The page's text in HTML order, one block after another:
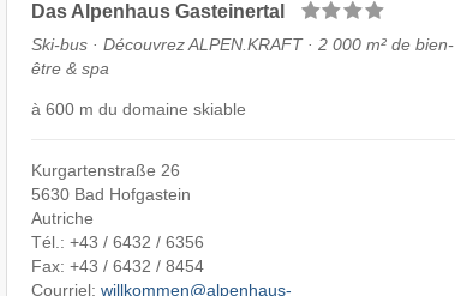
Das Alpenhaus Gasteinertal
Ski-bus · Découvrez ALPEN.KRAFT · 2 000 m² de bien-
être & spa
à 600 m du domaine skiable
Kurgartenstraße 26
5630 Bad Hofgastein
Autriche
Tél.: +43 / 6432 / 6356
Fax: +43 / 6432 / 8454
Courriel: willkommen@alpenhaus-